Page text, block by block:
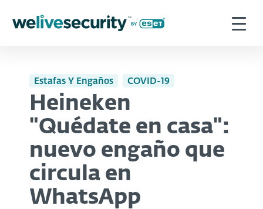
Estafas Y Engaños COVID-19
Heineken
"Quédate en casa":
nuevo engaño que
circula en
WhatsApp